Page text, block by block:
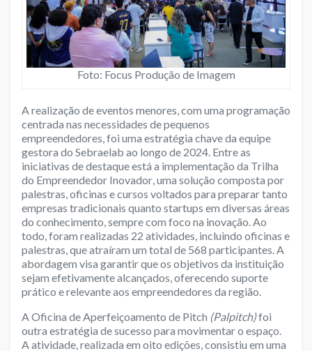
Foto: Focus Produção de Imagem
A realização de eventos menores, com uma programação
centrada nas necessidades de pequenos
empreendedores, foi uma estratégia chave da equipe
gestora do Sebraelab ao longo de 2024. Entre as
iniciativas de destaque está a implementação da Trilha
do Empreendedor Inovador, uma solução composta por
palestras, oficinas e cursos voltados para preparar tanto
empresas tradicionais quanto startups em diversas áreas
do conhecimento, sempre com foco na inovação. Ao
todo, foram realizadas 22 atividades, incluindo oficinas e
palestras, que atraíram um total de 568 participantes. A
abordagem visa garantir que os objetivos da instituição
sejam efetivamente alcançados, oferecendo suporte
prático e relevante aos empreendedores da região.
A Oficina de Aperfeiçoamento de Pitch (Palpitch)foi
outra estratégia de sucesso para movimentar o espaço.
A atividade, realizada em oito edições, consistiu em uma